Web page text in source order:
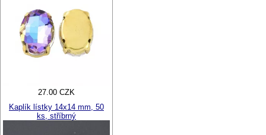
27.00 CZK
Kaplík lístky 14x14 mm, 50
ks, stříbrný